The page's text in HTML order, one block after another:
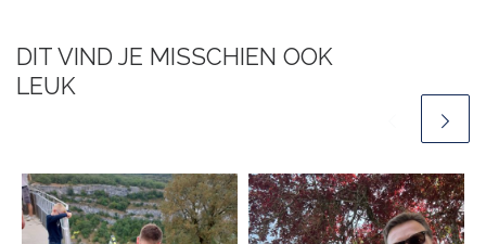
DIT VIND JE MISSCHIEN OOK
LEUK